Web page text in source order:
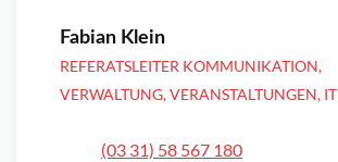
Fabian Klein
REFERATSLEITER KOMMUNIKATION,
VERWALTUNG, VERANSTALTUNGEN, IT
(03 31) 58 567 180